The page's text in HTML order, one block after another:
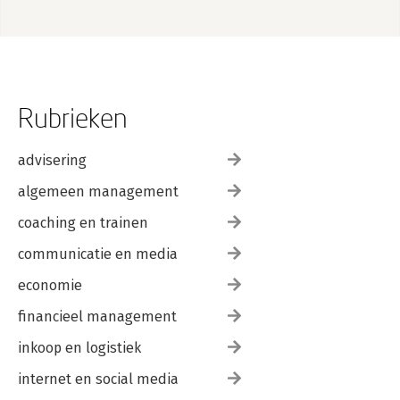
Rubrieken
advisering
algemeen management
coaching en trainen
communicatie en media
economie
financieel management
inkoop en logistiek
internet en social media